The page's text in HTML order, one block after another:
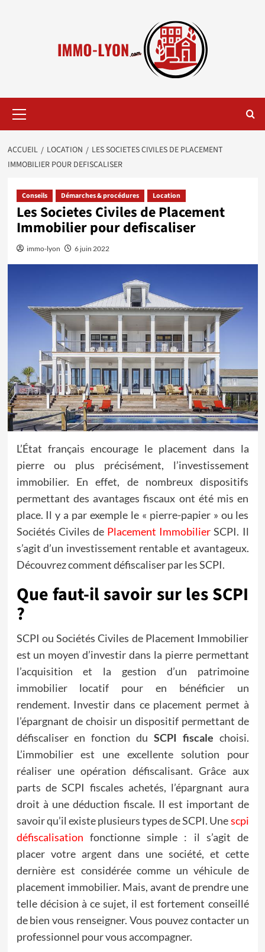
principal
ACCUEIL LOCATION
LES SOCIETES CIVILES DE PLACEMENT
IMMOBILIER POUR DEFISCALISER
Conseils Démarches & procédures Location
Les Societes Civiles de Placement
Immobilier pour defiscaliser
immo-lyon 6 juin 2022
L’État français encourage le placement dans la
pierre ou plus précisément, l’investissement
immobilier. En effet, de nombreux dispositifs
permettant des avantages fiscaux ont été mis en
place. Il y a par exemple le « pierre-papier » ou les
Sociétés Civiles de Placement Immobilier SCPI. Il
s’agit d’un investissement rentable et avantageux.
Découvrez comment défiscaliser par les SCPI.
Que faut-il savoir sur les SCPI
?
SCPI ou Sociétés Civiles de Placement Immobilier
est un moyen d’investir dans la pierre permettant
l’acquisition et la gestion d’un patrimoine
immobilier locatif pour en bénéficier un
rendement. Investir dans ce placement permet à
l’épargnant de choisir un dispositif permettant de
défiscaliser en fonction du SCPI fiscale choisi.
L’immobilier est une excellente solution pour
réaliser une opération défiscalisant. Grâce aux
parts de SCPI fiscales achetés, l’épargnant aura
droit à une déduction fiscale. Il est important de
savoir qu’il existe plusieurs types de SCPI. Unescpi
défiscalisation fonctionne simple : il s’agit de
placer votre argent dans une société, et cette
dernière est considérée comme un véhicule de
placement immobilier. Mais, avant de prendre une
telle décision à ce sujet, il est fortement conseillé
de bien vous renseigner. Vous pouvez contacter un
professionnel pour vous accompagner.